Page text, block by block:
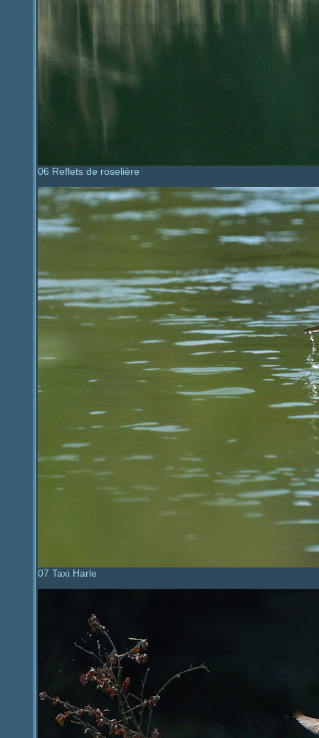
06 Reflets de roselière
07 Taxi Harle